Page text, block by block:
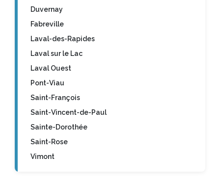
Duvernay
Fabreville
Laval-des-Rapides
Laval sur le Lac
Laval Ouest
Pont-Viau
Saint-François
Saint-Vincent-de-Paul
Sainte-Dorothée
Saint-Rose
Vimont